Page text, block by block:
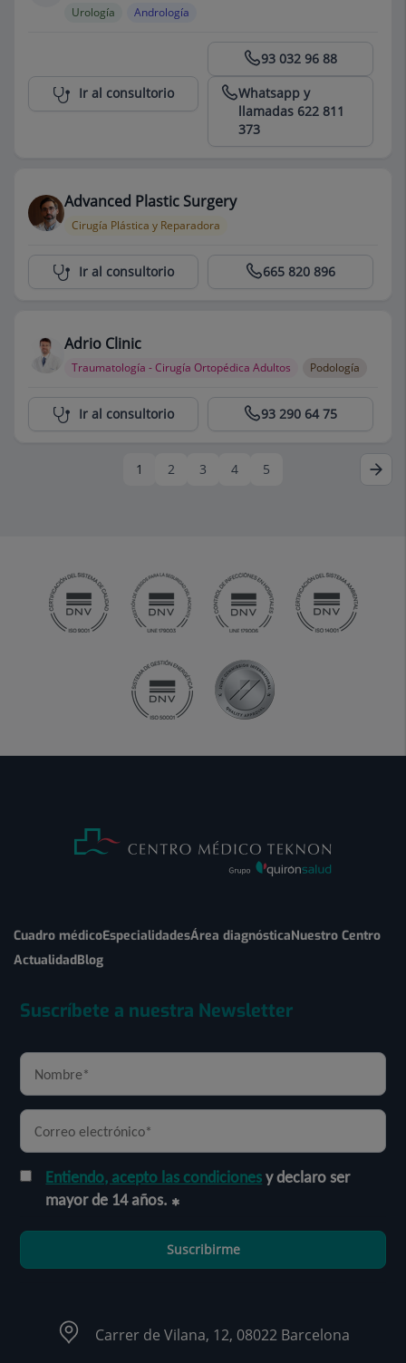
Urología Andrología
93 032 96 88
Whatsapp y
llamadas 622 811
373
Ir al consultorio
Advanced Plastic Surgery
Cirugía Plástica y Reparadora
Centro Médico Teknon 665 820 896
Ir al consultorio
Adrio Clinic
Traumatología - Cirugía Ortopédica Adultos Podología
Centro Médico Teknon 93 290 64 75
Ir al consultorio
1 2 3 4 5
Cuadro médicoEspecialidadesÁrea diagnósticaNuestro Centro
ActualidadBlog
Suscríbete a nuestra Newsletter
Entiendo, acepto las condicionesy declaro ser
mayor de 14 años.
Suscribirme
Carrer de Vilana, 12, 08022 Barcelona